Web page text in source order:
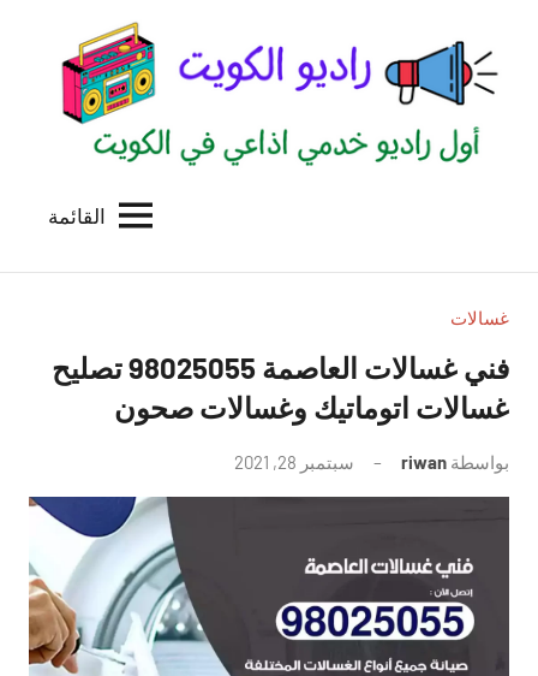
المحتوى
الكويت
للاعلانات
بالكويت
القائمة
غسالات
فني غسالات العاصمة 98025055 تصليح
غسالات اتوماتيك وغسالات صحون
بواسطة riwan سبتمبر 28, 2021
توجد